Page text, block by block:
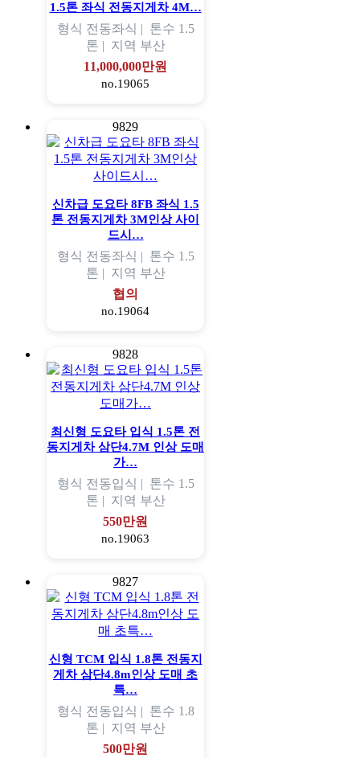
1.5톤 좌식 전동지게차 4M…
형식 전동좌식 | 톤수 1.5
톤 | 지역 부산
11,000,000만원
no.19065
9829
신차급 도요타 8FB 좌식 1.5
톤 전동지게차 3M인상 사이
드시…
형식 전동좌식 | 톤수 1.5
톤 | 지역 부산
협의
no.19064
9828
최신형 도요타 입식 1.5톤 전
동지게차 삼단4.7M 인상 도매
가…
형식 전동입식 | 톤수 1.5
톤 | 지역 부산
550만원
no.19063
9827
신형 TCM 입식 1.8톤 전동지
게차 삼단4.8m인상 도매 초
특…
형식 전동입식 | 톤수 1.8
톤 | 지역 부산
500만원